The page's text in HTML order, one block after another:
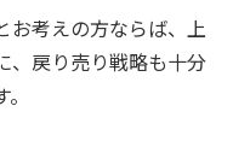
お考えの方ならば、上
、戻り売り戦略も十分